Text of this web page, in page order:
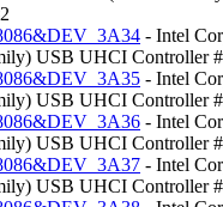
- Intel
USB UHCI Controller
- Intel
USB UHCI Controller
- Intel
USB UHCI Controller
- Intel
USB UHCI Controller